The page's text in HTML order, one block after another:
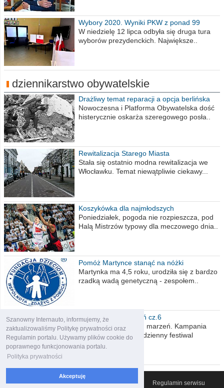
Szanowny Internauto, informujemy, że
zaktualizowaliśmy Politykę prywatności oraz
Regulamin portalu. Używamy plików cookie do
poprawnego funkcjonowania portalu.
Polityka prywatności
Akceptuję
Wybory 2020. Wyniki PKW z ponad 99
procent obwodów
W niedzielę 12 lipca odbyła się druga tura
wyborów prezydenckich. Największe..
dziennikarstwo obywatelskie
Drażliwy temat reparacji a opcja berlińska
Nowoczesna i Platforma Obywatelska dość
histerycznie oskarża szeregowego posła..
Rewitalizacja Starego Miasta
Stała się ostatnio modna rewitalizacja we
Włocławku. Temat niewątpliwie ciekawy...
Koszykówka dla najmłodszych
Poniedziałek, pogoda nie rozpieszcza, pod
Halą Mistrzów typowy dla meczowego dnia..
Pomóż Martynce stanąć na nóżki
Martynka ma 4,5 roku, urodziła się z bardzo
rzadką wadą genetyczną - zespołem..
Polska moich marzeń cz.6
Nadszedł kres moich marzeń. Kampania
wyborcza czyli niecodzienny festiwal
obietnic,..
© 2007-2026 Włocławski Portal informacyjny Regulamin serwisu